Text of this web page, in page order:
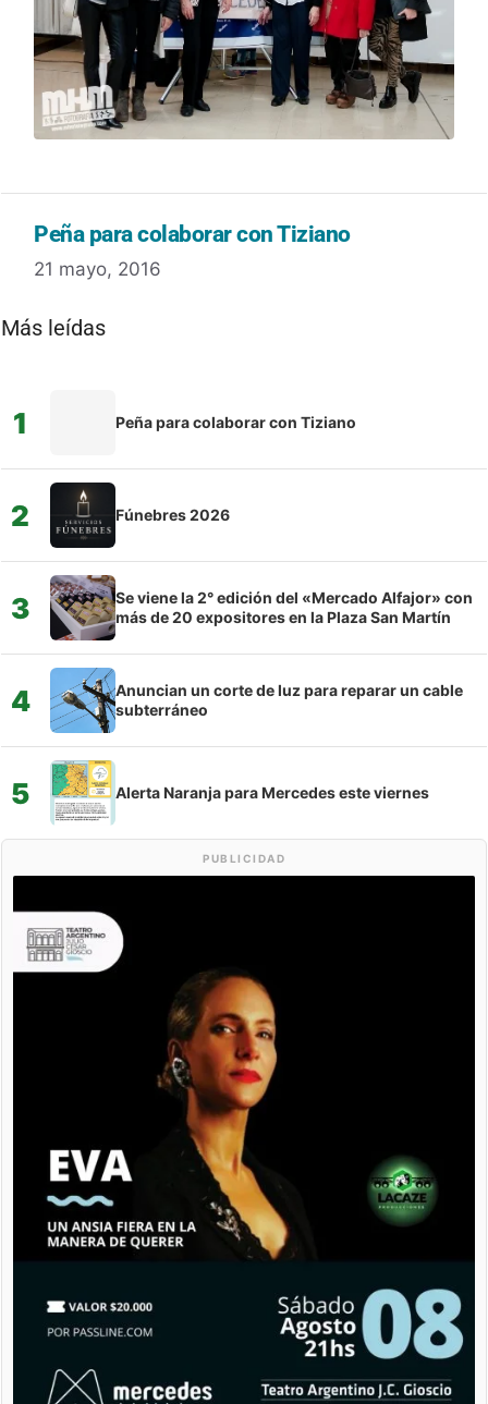
Peña para colaborar con Tiziano
21 mayo, 2016
Más leídas
1 Peña para colaborar con Tiziano
2 Fúnebres 2026
3
Se viene la 2° edición del «Mercado Alfajor» con
más de 20 expositores en la Plaza San Martín
4
Anuncian un corte de luz para reparar un cable
subterráneo
5 Alerta Naranja para Mercedes este viernes
PUBLICIDAD